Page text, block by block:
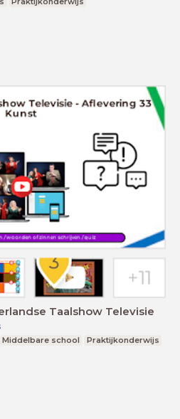
Taalshow Televisie
Middelbare school
Praktijkonderwijs